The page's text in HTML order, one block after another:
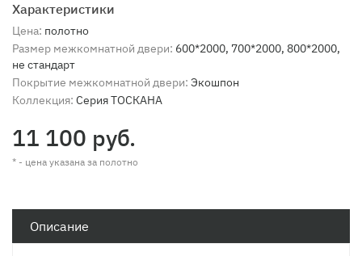
Характеристики
Цена: полотно
Размер межкомнатной двери: 600*2000, 700*2000, 800*2000,
не стандарт
Покрытие межкомнатной двери: Экошпон
Коллекция: Серия ТОСКАНА
11 100 руб.
* - цена указана за полотно
Описание